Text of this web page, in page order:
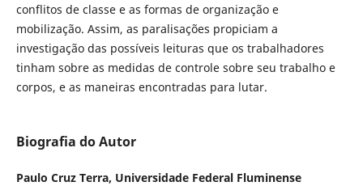
conflitos de classe e as formas de organização e
mobilização. Assim, as paralisações propiciam a
investigação das possíveis leituras que os trabalhadores
tinham sobre as medidas de controle sobre seu trabalho e
corpos, e as maneiras encontradas para lutar.
Biografia do Autor
Paulo Cruz Terra, Universidade Federal Fluminense